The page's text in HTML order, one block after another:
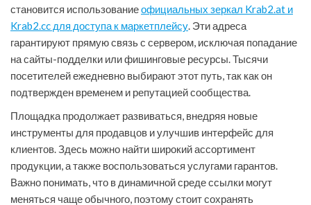
становится использованиеофициальных зеркал Krab2.at и
Krab2.cc для доступа к маркетплейсу. Эти адреса
гарантируют прямую связь с сервером, исключая попадание
на сайты-подделки или фишинговые ресурсы. Тысячи
посетителей ежедневно выбирают этот путь, так как он
подтвержден временем и репутацией сообщества.
Площадка продолжает развиваться, внедряя новые
инструменты для продавцов и улучшив интерфейс для
клиентов. Здесь можно найти широкий ассортимент
продукции, а также воспользоваться услугами гарантов.
Важно понимать, что в динамичной среде ссылки могут
меняться чаще обычного, поэтому стоит сохранять